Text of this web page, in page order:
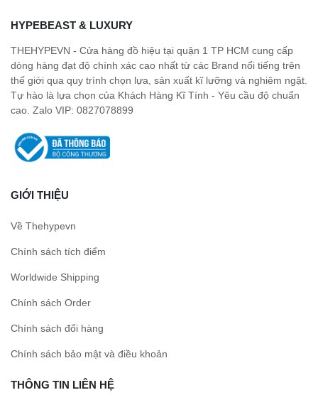
HYPEBEAST & LUXURY
THEHYPEVN - Cửa hàng đồ hiệu tại quận 1 TP HCM cung cấp
dòng hàng đạt độ chính xác cao nhất từ các Brand nổi tiếng trên
thế giới qua quy trình chọn lựa, sản xuất kĩ lưỡng và nghiêm ngặt.
Tự hào là lựa chọn của Khách Hàng Kĩ Tính - Yêu cầu độ chuẩn
cao. Zalo VIP: 0827078899
GIỚI THIỆU
Về Thehypevn
Chính sách tích điểm
Worldwide Shipping
Chính sách Order
Chính sách đổi hàng
Chính sách bảo mật và điều khoản
THÔNG TIN LIÊN HỆ